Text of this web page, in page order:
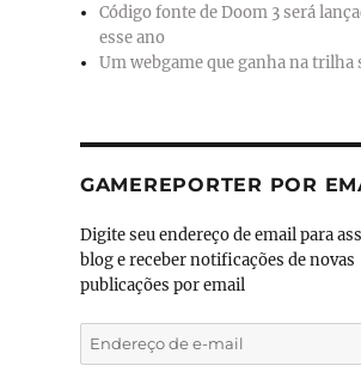
Código fonte de Doom 3 será
esse ano
Um webgame que ganha na trilha
GAMEREPORTER POR
Digite seu endereço de email para
blog e receber notificações de novas
publicações por email
Endereço
de